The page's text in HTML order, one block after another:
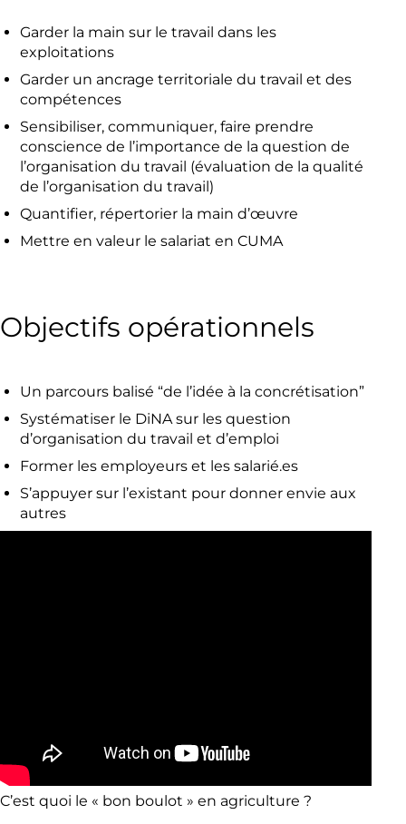
Garder la main sur le travail dans les
exploitations
Garder un ancrage territoriale du travail et des
compétences
Sensibiliser, communiquer, faire prendre
conscience de l’importance de la question de
l’organisation du travail (évaluation de la qualité
de l’organisation du travail)
Quantifier, répertorier la main d’œuvre
Mettre en valeur le salariat en CUMA
Objectifs opérationnels
Un parcours balisé “de l’idée à la concrétisation”
Systématiser le DiNA sur les question
d’organisation du travail et d’emploi
Former les employeurs et les salarié.es
S’appuyer sur l’existant pour donner envie aux
autres
C’est quoi le « bon boulot » en agriculture ?